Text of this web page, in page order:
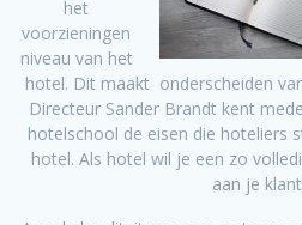
het
voorzieningen
niveau van het
hotel. Dit maakt onderscheiden
Directeur Sander Brandt kent
hotelschool de eisen die hoteliers
hotel. Als hotel wil je een zo
aan je